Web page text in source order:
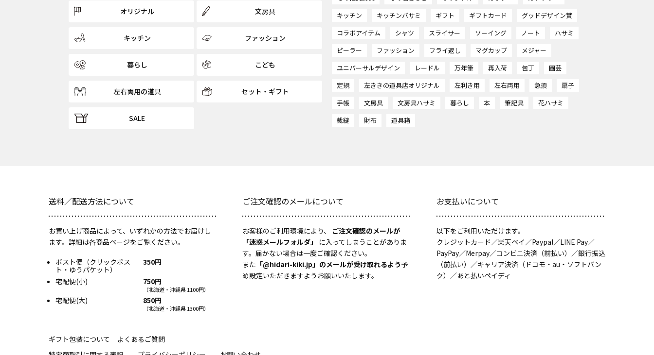
オリジナル 文房具
キッチン ファッション
暮らし こども
左右両用の道具 セット・ギフト
SALE
キッチン
キッチンバサミ ギフト ギフトカード
グッドデザイン賞
コラボアイテム
シャツ スライサー ソーイング ノート
ハサミ
ピーラー
ファッション フライ返し マグカップ
メジャー
ユニバーサルデザイン
レードル 万年筆 再入荷 包丁
園芸
定規
左ききの道具店オリジナル 左利き用 左右両用 急須
扇子
手帳
文房具 文房具ハサミ 暮らし 本 筆記具
花ハサミ
裁縫
財布 道具箱
送料／配送方法について
お買い上げ商品によって、いずれかの方法でお届けし
ます。詳細は各商品ページをご覧ください。
ポスト便（クリックポス
ト・ゆうパケット）
350円
宅配便(小)
750円
（北海道・沖縄県 1100円）
宅配便(大) 850円
（北海道・沖縄県 1300円）
ご注文確認のメールについて
お客様のご利用環境により、
ご注文確認のメールが
「迷惑メールフォルダ」 に入ってしまうことがありま
す。届かない場合は一度ご確認ください。
また 「@hidari-kiki.jp」のメールが受け取れるよう予
め設定いただきますようお願いいたします。
お支払いについて
以下をご利用いただけます。
クレジットカード／楽天ペイ／Paypal／LINE Pay／
PayPay／Merpay／コンビニ決済（前払い）／銀行振込
（前払い）／キャリア決済（ドコモ・au・ソフトバン
ク）／あと払いペイディ
ギフト包装について
よくあるご質問